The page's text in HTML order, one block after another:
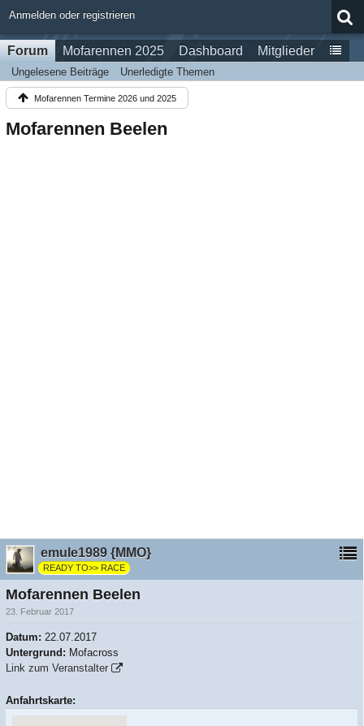
Anmelden oder registrieren
Forum Mofarennen 2025 Dashboard Mitglieder
Ungelesene Beiträge Unerledigte Themen
Mofarennen Termine 2026 und 2025
Mofarennen Beelen
emule1989 {MMO}
READY TO>> RACE
Mofarennen Beelen
23. Februar 2017
Datum: 22.07.2017
Untergrund: Mofacross
Link zum Veranstalter
Anfahrtskarte: